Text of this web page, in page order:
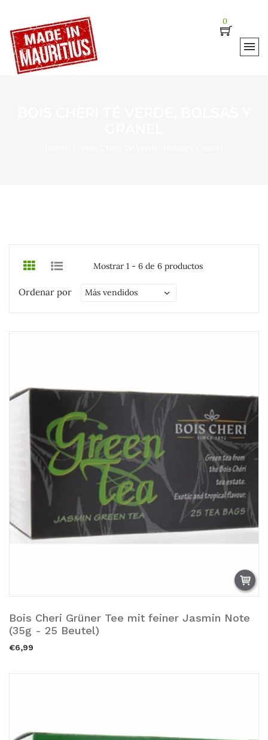
0
Mostrar 1 - 6 de 6 productos
Ordenar por
Bois Cheri Grüner Tee mit feiner Jasmin Note
(35g - 25 Beutel)
Añadir a la cesta.
€6,99